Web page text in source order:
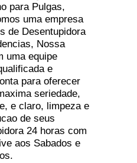
para Pulgas,
uma empresa
de Desentupidora
Nossa
uma equipe
e
para oferecer
seriedade,
e claro, limpeza e
de seus
24 horas com
aos Sabados e